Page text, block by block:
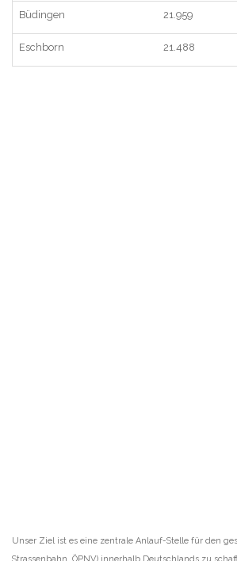
Büdingen 21.959
Eschborn 21.488
Unser Ziel ist es eine zentrale Anlauf-Stelle für den
Strassenbahn, ÖPNV) innerhalb Deutschlands zu